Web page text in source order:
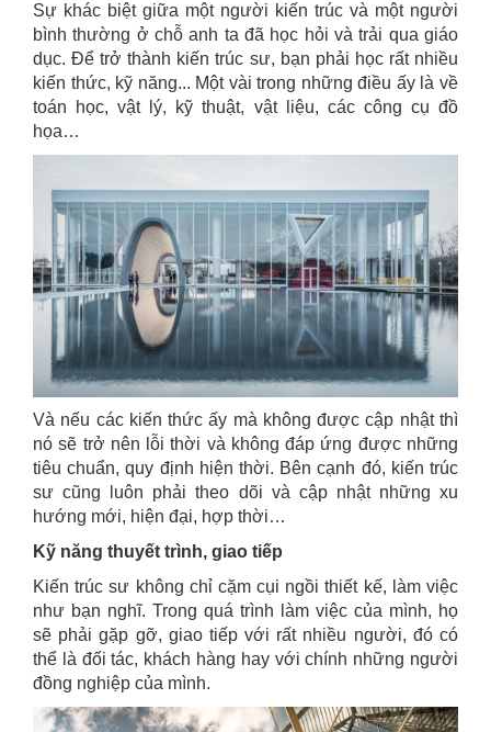
Sự khác biệt giữa một người kiến trúc và một người
bình thường ở chỗ anh ta đã học hỏi và trải qua giáo
dục. Để trở thành kiến trúc sư, bạn phải học rất nhiều
kiến thức, kỹ năng... Một vài trong những điều ấy là về
toán học, vật lý, kỹ thuật, vật liệu, các công cụ đồ
họa…
Và nếu các kiến thức ấy mà không được cập nhật thì
nó sẽ trở nên lỗi thời và không đáp ứng được những
tiêu chuẩn, quy định hiện thời. Bên cạnh đó, kiến trúc
sư cũng luôn phải theo dõi và cập nhật những xu
hướng mới, hiện đại, hợp thời…
Kỹ năng thuyết trình, giao tiếp
Kiến trúc sư không chỉ cặm cụi ngồi thiết kế, làm việc
như bạn nghĩ. Trong quá trình làm việc của mình, họ
sẽ phải gặp gỡ, giao tiếp với rất nhiều người, đó có
thể là đối tác, khách hàng hay với chính những người
đồng nghiệp của mình.